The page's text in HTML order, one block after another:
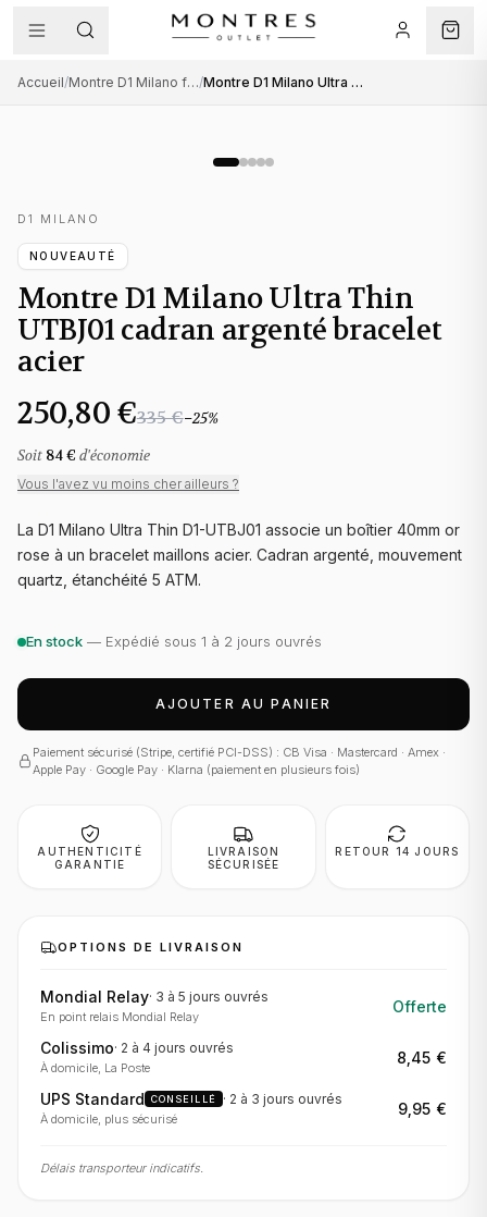
Accueil/ Montre D1 Milano femme/ Montre D1 Milano Ultra Thin UTBJ01 cadran argenté bracelet acier
D1 MILANO
NOUVEAUTÉ
Montre D1 Milano Ultra Thin
UTBJ01 cadran argenté bracelet
acier
250,80 €335 €−25%
Soit 84 € d'économie
Vous l'avez vu moins cher ailleurs ?
La D1 Milano Ultra Thin D1-UTBJ01 associe un boîtier 40mm or
rose à un bracelet maillons acier. Cadran argenté, mouvement
quartz, étanchéité 5 ATM.
En stock — Expédié sous 1 à 2 jours ouvrés
AJOUTER AU PANIER
Paiement sécurisé (Stripe, certifié PCI-DSS) : CB Visa · Mastercard · Amex ·
Apple Pay · Google Pay · Klarna (paiement en plusieurs fois)
AUTHENTICITÉ
GARANTIE
LIVRAISON
SÉCURISÉE
RETOUR 14 JOURS
OPTIONS DE LIVRAISON
Mondial Relay· 3 à 5 jours ouvrés
En point relais Mondial Relay
Offerte
Colissimo· 2 à 4 jours ouvrés
À domicile, La Poste
8,45 €
UPS Standard CONSEILLÉ · 2 à 3 jours ouvrés
À domicile, plus sécurisé
9,95 €
Délais transporteur indicatifs.